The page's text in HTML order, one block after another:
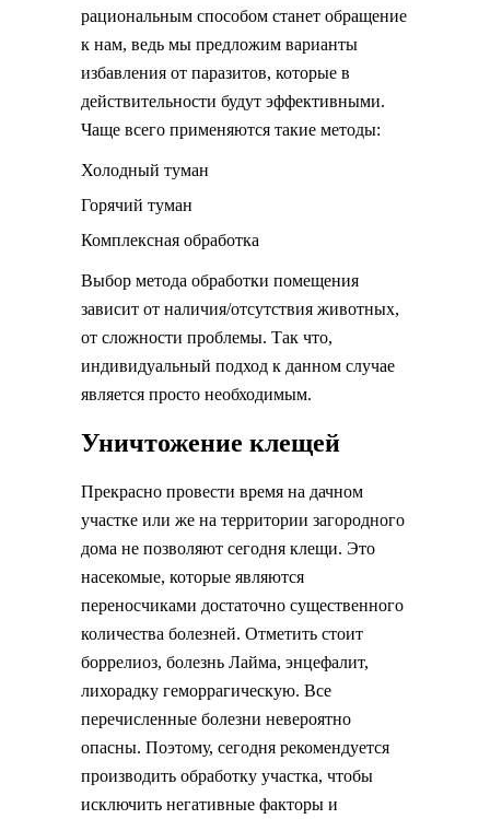
рациональным способом станет обращение
к нам, ведь мы предложим варианты
избавления от паразитов, которые в
действительности будут эффективными.
Чаще всего применяются такие методы:
Холодный туман
Горячий туман
Комплексная обработка
Выбор метода обработки помещения
зависит от наличия/отсутствия животных,
от сложности проблемы. Так что,
индивидуальный подход к данном случае
является просто необходимым.
Уничтожение клещей
Прекрасно провести время на дачном
участке или же на территории загородного
дома не позволяют сегодня клещи. Это
насекомые, которые являются
переносчиками достаточно существенного
количества болезней. Отметить стоит
боррелиоз, болезнь Лайма, энцефалит,
лихорадку геморрагическую. Все
перечисленные болезни невероятно
опасны. Поэтому, сегодня рекомендуется
производить обработку участка, чтобы
исключить негативные факторы и